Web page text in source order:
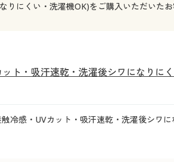
グ・ファブリック
にくい・洗濯機OK)をご購入いただいた
ト・吸汗速乾・洗濯後シワになりに
冷感・UVカット・吸汗速乾・洗濯後シワ